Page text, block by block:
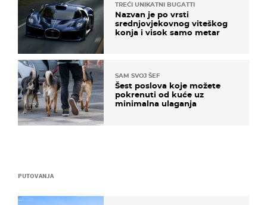
PUTOVANJA
TREĆI UNIKATNI BUGATTI
Nazvan je po vrsti
srednjovjekovnog viteškog
konja i visok samo metar
SAM SVOJ ŠEF
Šest poslova koje možete
pokrenuti od kuće uz
minimalna ulaganja